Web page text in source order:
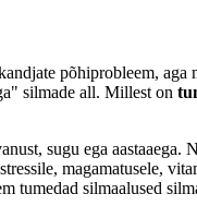
põhiprobleem, aga
silmade all. Millest on
sugu ega aastaaega.
magamatusele,
tumedad silmaalused